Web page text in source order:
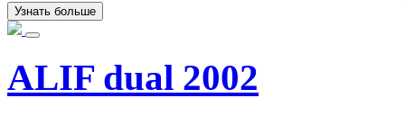
Узнать больше
ALIF dual 2002